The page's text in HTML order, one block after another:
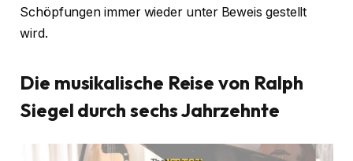
Schöpfungen immer wieder unter Beweis gestellt
wird.
Die musikalische Reise von Ralph
Siegel durch sechs Jahrzehnte